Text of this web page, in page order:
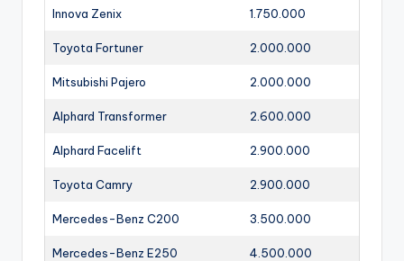
Innova Zenix 1.750.000
Toyota Fortuner 2.000.000
Mitsubishi Pajero 2.000.000
Alphard Transformer 2.600.000
Alphard Facelift 2.900.000
Toyota Camry 2.900.000
Mercedes-Benz C200 3.500.000
Mercedes-Benz E250 4.500.000